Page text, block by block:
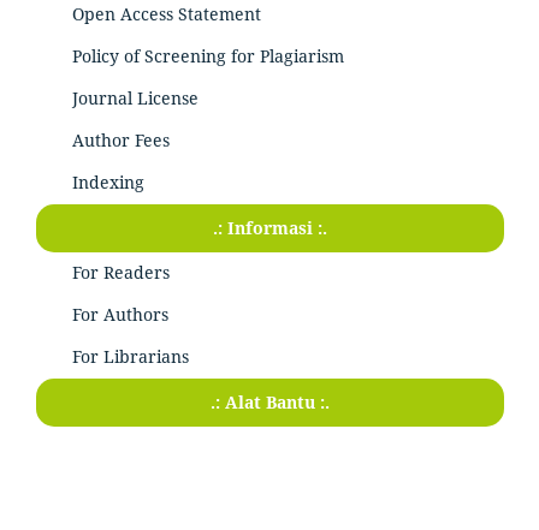
Open Access Statement
Policy of Screening for Plagiarism
Journal License
Author Fees
Indexing
.: Informasi :.
For Readers
For Authors
For Librarians
.: Alat Bantu :.